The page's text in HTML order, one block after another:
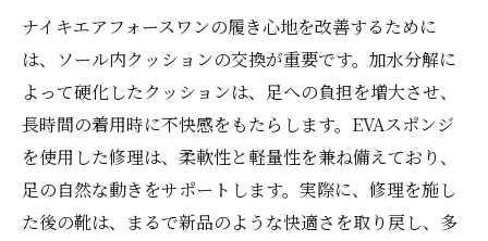
ナイキエアフォースワンの履き心地を改善するために
は、ソール内クッションの交換が重要です。加水分解に
よって硬化したクッションは、足への負担を増大させ、
長時間の着用時に不快感をもたらします。EVAスポンジ
を使用した修理は、柔軟性と軽量性を兼ね備えており、
足の自然な動きをサポートします。実際に、修理を施し
た後の靴は、まるで新品のような快適さを取り戻し、多